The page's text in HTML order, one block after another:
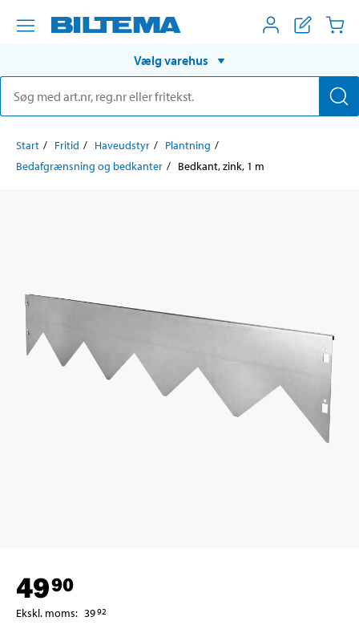
Vælg varehus
Start Fritid Haveudstyr
Plantning
Bedafgrænsning og bedkanter
Bedkant, zink, 1 m
4990
Ekskl. moms: 3992